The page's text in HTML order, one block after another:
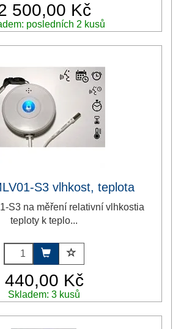
500,00 Kč
posledních 2 kusů
S3 vlhkost, teplota
S3 na měření relativní vlhkostia
teploty k teplo...
440,00 Kč
Skladem: 3 kusů